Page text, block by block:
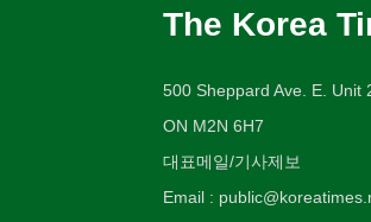
The Korea
500 Sheppard Ave. E. Unit
ON M2N 6H7
대표메일/기사제보
Email :